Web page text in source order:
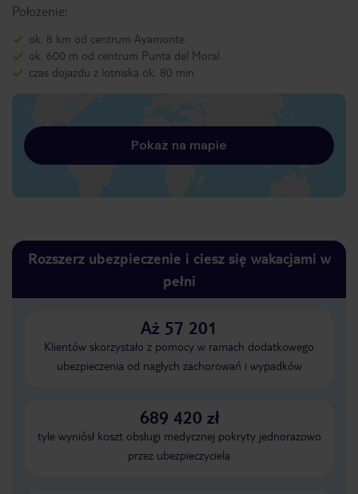
Położenie:
ok. 8 km od centrum Ayamonte
ok. 600 m od centrum Punta del Moral
czas dojazdu z lotniska ok. 80 min
Pokaż na mapie
Rozszerz ubezpieczenie i ciesz się wakacjami w
pełni
Aż 57 201
Klientów skorzystało z pomocy w ramach dodatkowego
ubezpieczenia od nagłych zachorowań i wypadków
689 420 zł
tyle wyniósł koszt obsługi medycznej pokryty jednorazowo
przez ubezpieczyciela